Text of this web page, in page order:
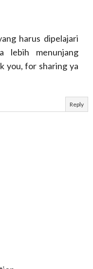
harus dipelajari
lebih menunjang
you, for sharing ya
Reply